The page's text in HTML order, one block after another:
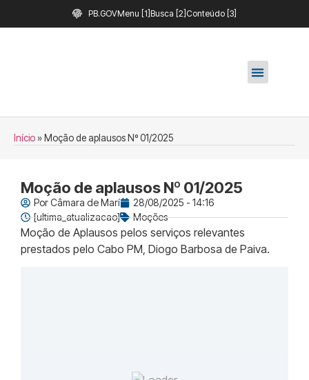
PB.GOVMenu [1] Busca [2] Conteúdo [3]
Início» Moção de aplausos Nº 01/2025
Moção de aplausos Nº 01/2025
PorCâmara de Marí
28/08/2025 - 14:16
[ultima_atualizacao]
Moções
Moção de Aplausos pelos serviços relevantes
prestados pelo Cabo PM, Diogo Barbosa de Paiva.